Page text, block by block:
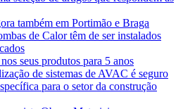
também em Portimão e Braga
de Calor têm de ser instalados
seus produtos para 5 anos
de sistemas de AVAC é seguro
para o setor da construção